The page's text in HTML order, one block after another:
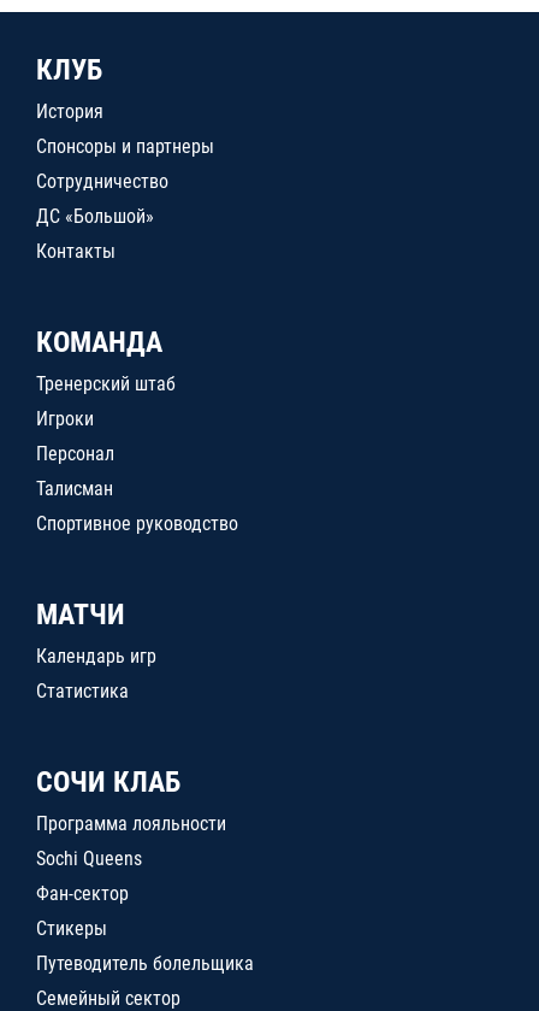
КЛУБ
История
Спонсоры и партнеры
Сотрудничество
ДС «Большой»
Контакты
КОМАНДА
Тренерский штаб
Игроки
Персонал
Талисман
Спортивное руководство
МАТЧИ
Календарь игр
Статистика
СОЧИ КЛАБ
Программа лояльности
Sochi Queens
Фан-сектор
Стикеры
Путеводитель болельщика
Семейный сектор